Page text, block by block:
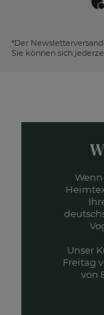
*Der
Sie können sich
Unser
Freitag
von